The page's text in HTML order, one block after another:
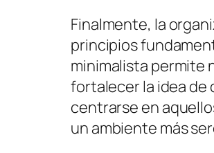
Finalmente, la
principios
minimalista permite
fortalecer la idea de
centrarse en
un ambiente más